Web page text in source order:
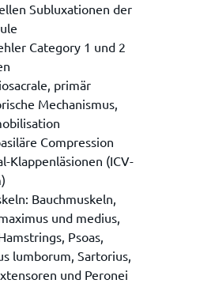
Subluxationen der
Category 1 und 2
primär
Mechanismus,
Compression
Klappenläsionen (ICV-
Bauchmuskeln,
und medius,
Psoas,
lumborum, Sartorius,
und Peronei